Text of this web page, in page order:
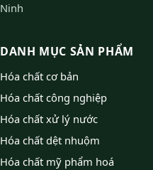
Ninh
DANH MỤC SẢN PHẨM
Hóa chất cơ bản
Hóa chất công nghiệp
Hóa chất xử lý nước
Hóa chất dệt nhuộm
Hóa chất mỹ phẩm hoá